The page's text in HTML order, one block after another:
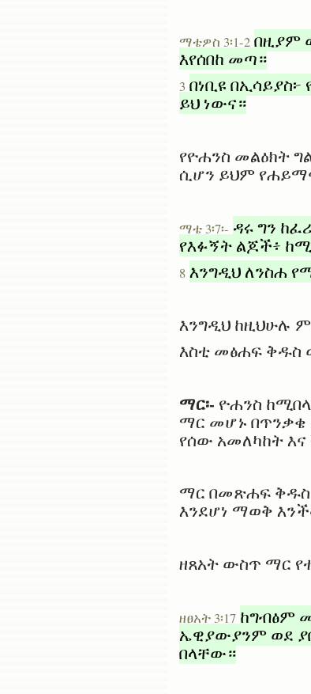
ማቴዎስ 3፡1-2 በዚያም
እየሰበከ መጣ።
3 በነቢዩ
ይህ ነውና።
የዮሐንስ መልዕክት
ሲሆን ይህም
ማቴ 3፡7፡- ዳሩ ግን
የእፉኝት ልጆች፥
8 እንግዲህ ለንስሐ
እንግዲህ ከዚህሁሉ
እስቲ መፅሐፍ ቅዱስ
ማር፡- ዮሐንስ
ማር መሆኑ በጥንቃቄ
የሰው አመለካከት እና
ማር በመጽሐፍ ቅዱስ
እንደሆነ ማወቅ
ዘጸአት ውስጥ ማር
ዘፀአት 3፡17 ከግብፅም
ኤዊያውያንም ወደ
በላቸው።